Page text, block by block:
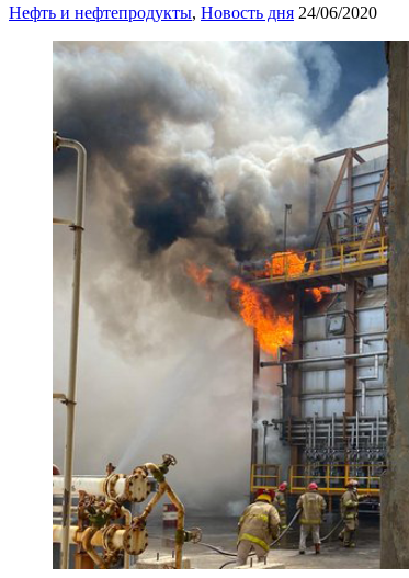
Нефть и нефтепродукты, Новость дня 24/06/2020